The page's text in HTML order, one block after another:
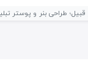
طراحی بنر و پوستر